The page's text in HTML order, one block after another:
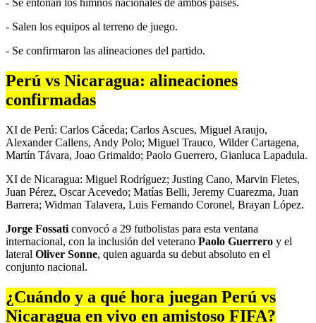
- Se entonan los himnos nacionales de ambos países.
- Salen los equipos al terreno de juego.
- Se confirmaron las alineaciones del partido.
Perú vs Nicaragua: alineaciones
confirmadas
XI de Perú: Carlos Cáceda; Carlos Ascues, Miguel Araujo,
Alexander Callens, Andy Polo; Miguel Trauco, Wilder Cartagena,
Martín Távara, Joao Grimaldo; Paolo Guerrero, Gianluca Lapadula.
XI de Nicaragua: Miguel Rodríguez; Justing Cano, Marvin Fletes,
Juan Pérez, Oscar Acevedo; Matías Belli, Jeremy Cuarezma, Juan
Barrera; Widman Talavera, Luis Fernando Coronel, Brayan López.
Jorge Fossati convocó a 29 futbolistas para esta ventana
internacional, con la inclusión del veterano Paolo Guerrero y el
lateral Oliver Sonne, quien aguarda su debut absoluto en el
conjunto nacional.
¿Cuándo y a qué hora juegan Perú vs
Nicaragua en vivo en amistoso FIFA?